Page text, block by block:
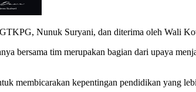
Nunuk Suryani, dan diterima oleh Wali
bersama tim merupakan bagian dari upaya
membicarakan kepentingan pendidikan yang